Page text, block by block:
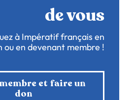
de vous
à Impératif français en
ou en devenant membre !
et faire un
don